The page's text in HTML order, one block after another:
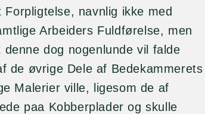
navnlig ikke med
Arbeiders Fuldførelse, men
dog nogenlunde vil falde
de øvrige Dele af Bedekammerets
Malerier ville, ligesom de af
paa Kobberplader og skulle